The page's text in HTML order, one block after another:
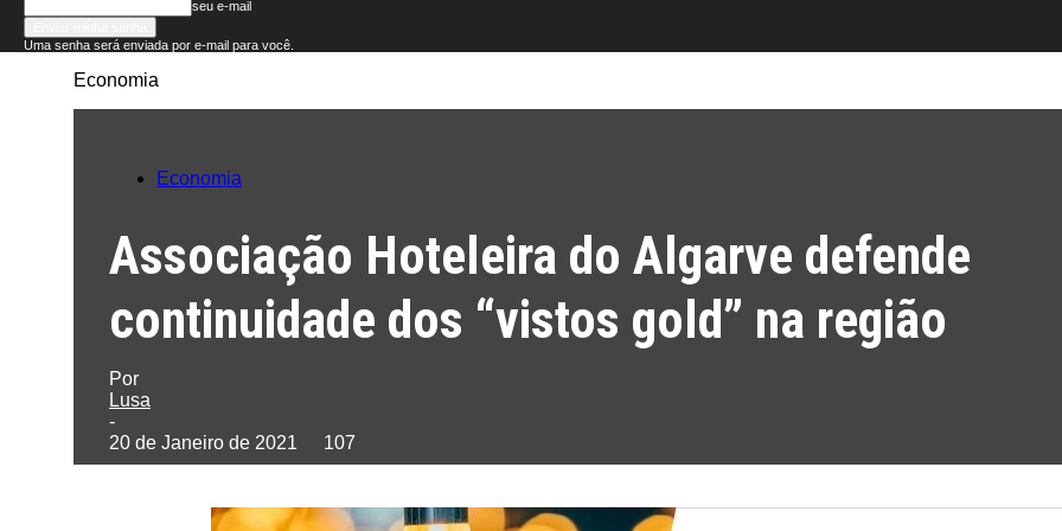
seu e-mail
Uma senha será enviada por e-mail para você.
Economia
Economia
Associação Hoteleira do Algarve defende
continuidade dos “vistos gold” na região
Por
Lusa
-
20 de Janeiro de 2021
107